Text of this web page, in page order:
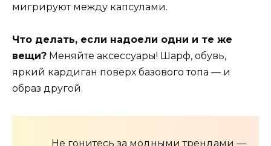
мигрируют между капсулами.
Что делать, если надоели одни и те же
вещи? Меняйте аксессуары! Шарф, обувь,
яркий кардиган поверх базового топа — и
образ другой.
Не гонитесь за модными трендами —